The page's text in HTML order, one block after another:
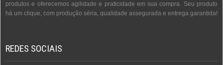
produtos e oferecemos agilidade e praticidade em sua compra. Seu produto
há um clique, com produção séria, qualidade assegurada e entrega garantida!
REDES SOCIAIS